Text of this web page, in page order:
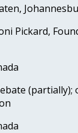
Pickard,